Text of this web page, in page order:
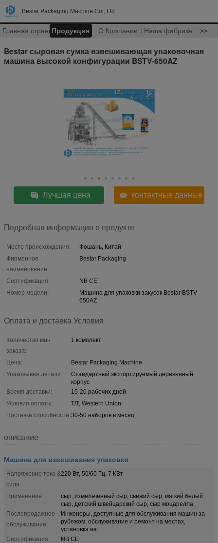
Bestar Packaging Machine Co., Ltd
Главная страницаПродукция О Компании Наша фабрика >>
Bestar сыровая сумка взвешивающая упаковочная
машина высокой конфигурации BSTV-650AZ
Лучшая цена контактные данные
Подробная информация о продукте
Место происхождения:
Фошань, Китай
Фирменное
наименование:
Bestar Packaging
Сертификация:
NB CE
Номер модели:
Машина для упаковки закусок Bestar BSTV-
650AZ
Оплата и доставка Условия
Количество мин
заказа:
1 комплект
Цена:
Bestar Packaging Machine
Упаковывая детали:
Стандартный экспортируемый деревянный
корпус
Время доставки:
15-20 рабочих дней
Условия оплаты:
T/T, Western Union
Поставка способности:30-50 наборов в месяц
описание
Машина для взвешивания упаковки
Напряжение тока &
сила:
220 Вт, 50/60 Гц, 7 КВт
Применение:
сыр, измельченный сыр, свежий сыр, мягкий белый
сыр, детский швейцарский сыр, сыр моцарелла
Послепродажное
обслуживание:
Инженеры, доступные для обслуживания машин за
рубежом, обслуживание и ремонт на местах,
установка на
Сертификация:
NB CE